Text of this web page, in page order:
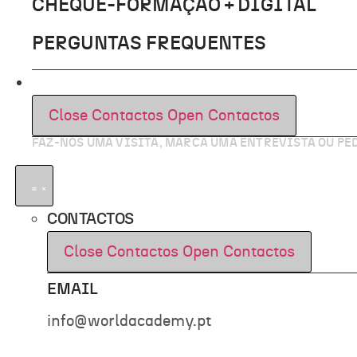
CHEQUE-FORMAÇÃO + DIGITAL
PERGUNTAS FREQUENTES
Close Contactos Open Contactos
FAZ-NOS UMA VISITA, MARCA UMA ENTREVISTA OU
CONTACTOS
Close Contactos Open Contactos
EMAIL
info@worldacademy.pt